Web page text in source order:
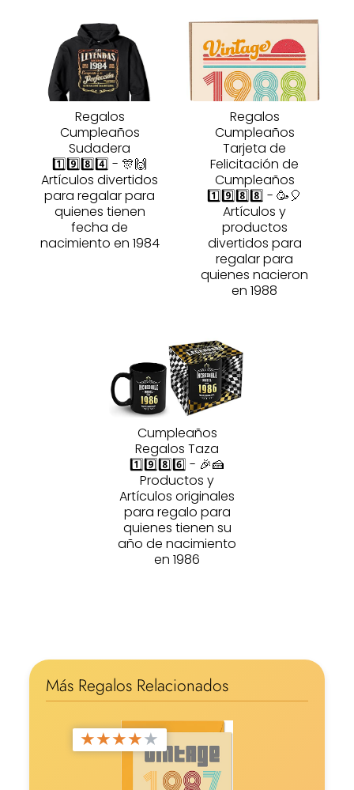
Regalos
Cumpleaños
Sudadera
1️⃣9️⃣8️⃣4️⃣ - 🎊🙌
Artículos divertidos
para regalar para
quienes tienen
fecha de
nacimiento en 1984
Regalos
Cumpleaños
Tarjeta de
Felicitación de
Cumpleaños
1️⃣9️⃣8️⃣8️⃣ - 🥳🎈
Artículos y
productos
divertidos para
regalar para
quienes nacieron
en 1988
Cumpleaños
Regalos Taza
1️⃣9️⃣8️⃣6️⃣ - 🎉🍰
Productos y
Artículos originales
para regalo para
quienes tienen su
año de nacimiento
en 1986
Más Regalos Relacionados
★★★★★